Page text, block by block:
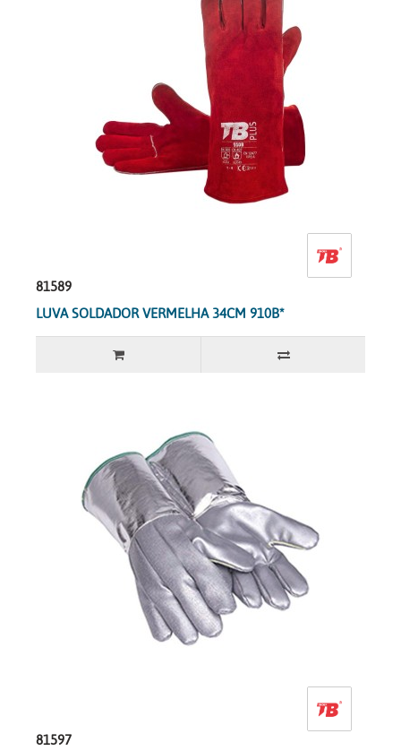
81589
LUVA SOLDADOR VERMELHA 34CM 910B*
81597